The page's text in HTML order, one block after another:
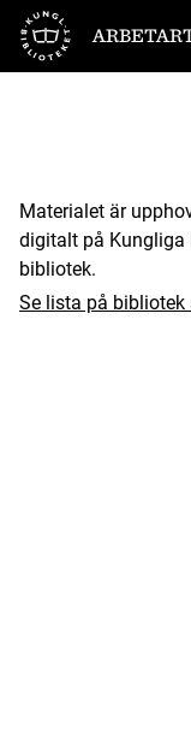
Till startsidan
Materialet är
digitalt på Kungliga
bibliotek.
Se lista på